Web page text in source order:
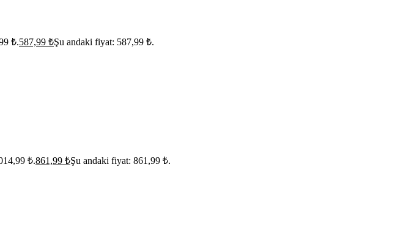
₺.587,99 ₺Şu andaki fiyat: 587,99 ₺.
₺.861,99 ₺Şu andaki fiyat: 861,99 ₺.